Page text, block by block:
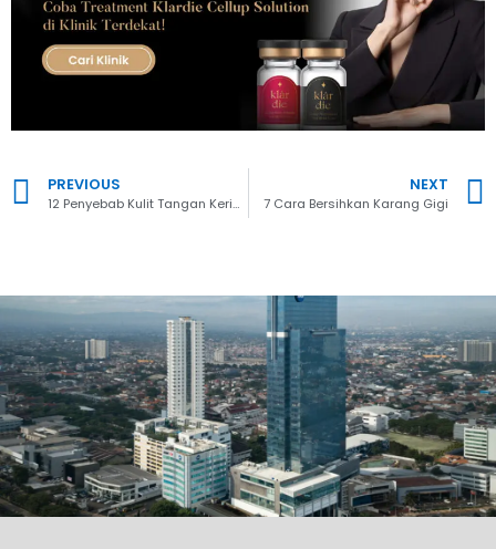
PREVIOUS
12 Penyebab Kulit Tangan Keriput di Usia Muda dan Cara Mengatasinya
NEXT
7 Cara Bersihkan Karang Gigi